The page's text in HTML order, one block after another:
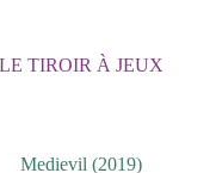
LE TIROIR À JEUX
Medievil (2019)